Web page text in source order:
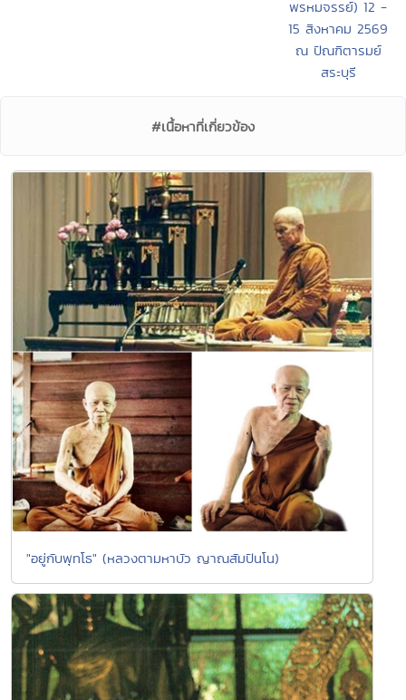
พรหมจรรย์) 12 -
15 สิงหาคม 2569
ณ ปัณฑิตารมย์
สระบุรี
#เนื้อหาที่เกี่ยวข้อง
"อยู่กับพุทโธ" (หลวงตามหาบัว ญาณสัมปันโน)